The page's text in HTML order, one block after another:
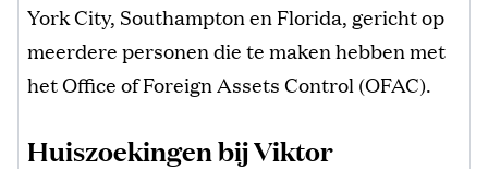
York City, Southampton en Florida, gericht op
meerdere personen die te maken hebben met
het Office of Foreign Assets Control (OFAC).
Huiszoekingen bij Viktor